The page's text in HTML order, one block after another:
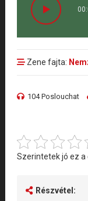
Zene fajta:
104 Poslouchat
Szerintetek jó ez a
Részvétel: